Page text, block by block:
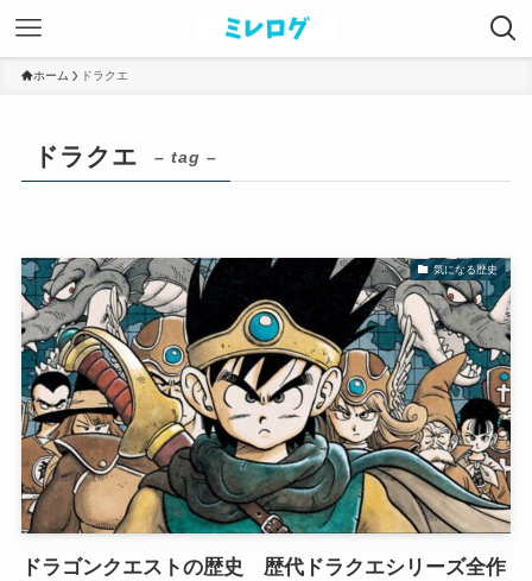
ホーム ドラクエ
ドラクエ – tag –
気になる歴史
ドラゴンクエストの歴史 歴代ドラクエシリーズ全作